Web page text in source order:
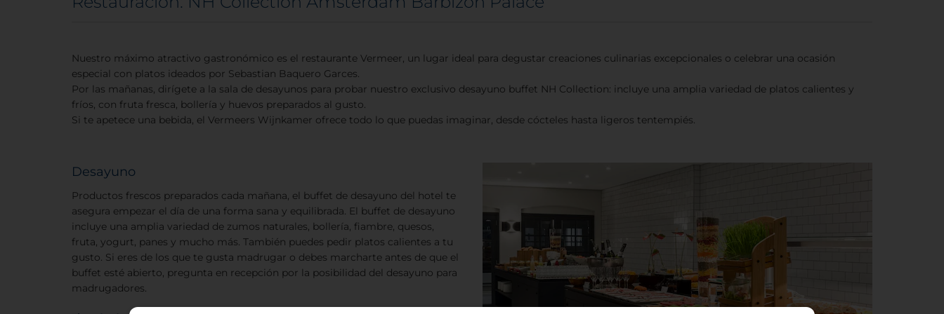
Nuestro máximo atractivo gastronómico es el restaurante Vermeer, un lugar ideal para degustar creaciones culinarias excepcionales o celebrar una ocasión
especial con platos ideados por Sebastian Baquero Garces.
Por las mañanas, dirígete a la sala de desayunos para probar nuestro exclusivo desayuno buffet NH Collection: incluye una amplia variedad de platos calientes y
fríos, con fruta fresca, bollería y huevos preparados al gusto.
Si te apetece una bebida, el Vermeers Wijnkamer ofrece todo lo que puedas imaginar, desde cócteles hasta ligeros tentempiés.
Desayuno
Productos frescos preparados cada mañana, el buffet de desayuno del hotel te
asegura empezar el día de una forma sana y equilibrada. El buffet de desayuno
incluye una amplia variedad de zumos naturales, bollería, fiambre, quesos,
fruta, yogurt, panes y mucho más. También puedes pedir platos calientes a tu
gusto. Si eres de los que te gusta madrugar o debes marcharte antes de que el
buffet esté abierto, pregunta en recepción por la posibilidad del desayuno para
madrugadores.